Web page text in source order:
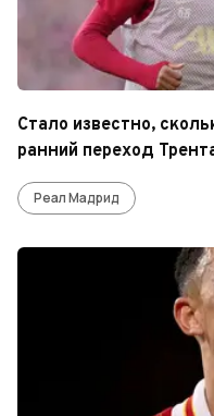
Стало известно,
ранний переход
Реал Мадрид